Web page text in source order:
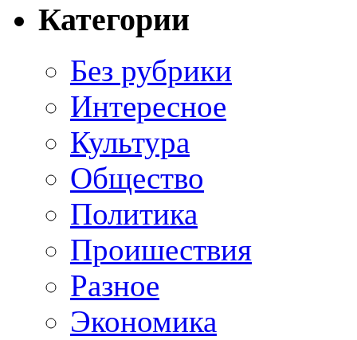
Категории
Без рубрики
Интересное
Культура
Общество
Политика
Проишествия
Разное
Экономика